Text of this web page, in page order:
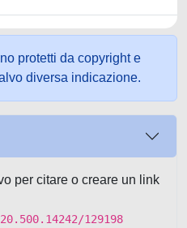
protetti da copyright e
diversa indicazione.
per citare o creare un link
129198